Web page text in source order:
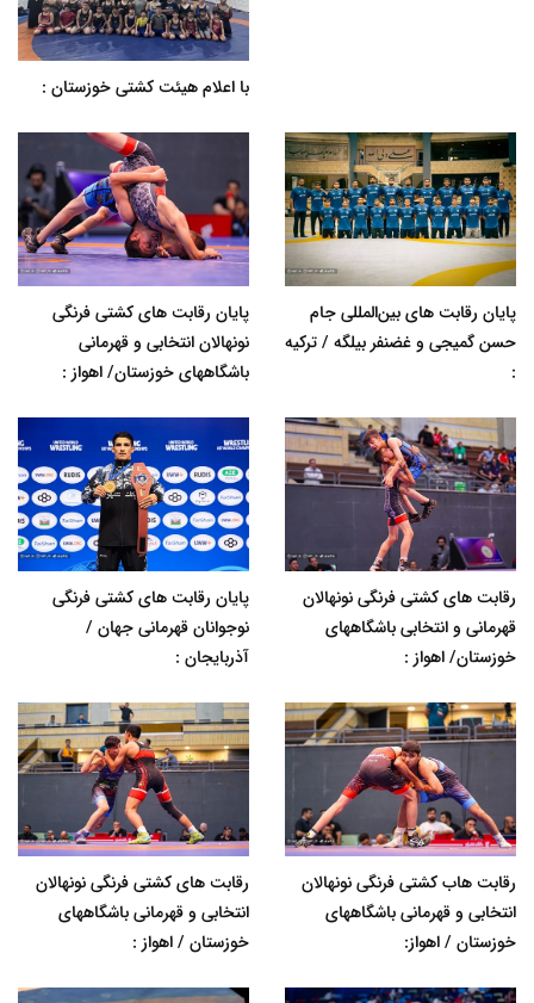
با اعلام هیئت کشتی خوزستان :
پایان رقابت های بین‌المللی جام
حسن گمیجی و غضنفر بیلگه / ترکیه
:
پایان رقابت های کشتی فرنگی
نونهالان انتخابی و قهرمانی
باشگاههای خوزستان/ اهواز :
رقابت های کشتی فرنگی نونهالان
قهرمانی و انتخابی باشگاههای
خوزستان/ اهواز :
پایان رقابت های کشتی فرنگی
نوجوانان قهرمانی جهان /
آذربایجان :
رقابت هاب کشتی فرنگی نونهالان
انتخابی و قهرمانی باشگاههای
خوزستان / اهواز:
رقابت های کشتی فرنگی نونهالان
انتخابی و قهرمانی باشگاههای
خوزستان / اهواز :